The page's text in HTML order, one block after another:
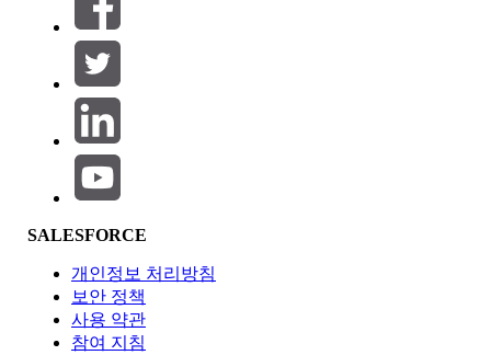
필터 (0)
필터 선택
제품 영역
기능 영향
SALESFORCE
개인정보 처리방침
보안 정책
사용 약관
참여 지침